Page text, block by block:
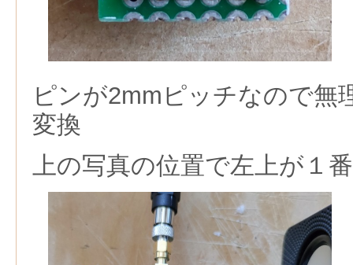
ピンが2mmピッチなので無
変換
上の写真の位置で左上が１